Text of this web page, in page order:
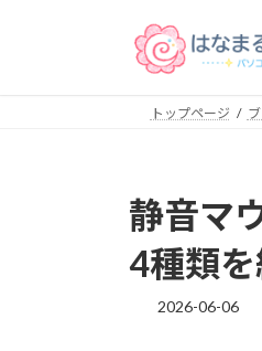
トップページ
静音マ
4種類
2026-06-06